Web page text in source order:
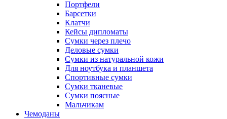
Портфели
Барсетки
Клатчи
Кейсы дипломаты
Сумки через плечо
Деловые сумки
Сумки из натуральной кожи
Для ноутбука и планшета
Спортивные сумки
Сумки тканевые
Сумки поясные
Мальчикам
Чемоданы